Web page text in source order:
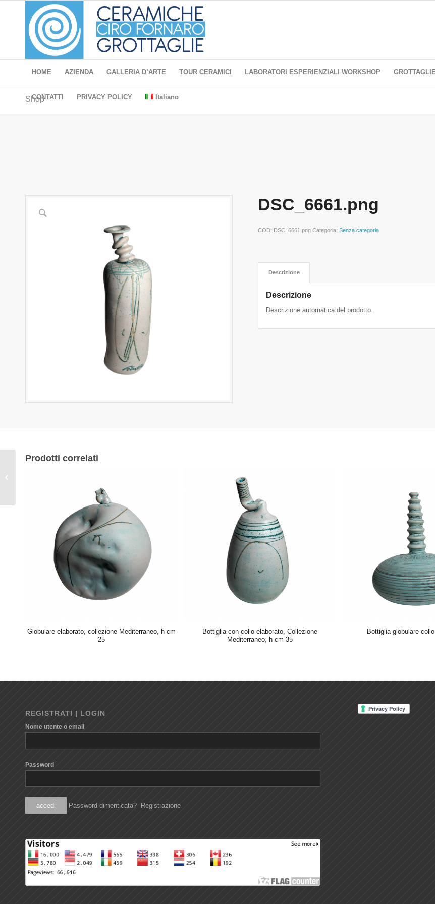
HOME AZIENDA GALLERIA D’ARTE TOUR CERAMICI LABORATORI ESPERIENZIALI WORKSHOP GROTTAGLIE
CONTATTI PRIVACY POLICY Italiano
Shop
DSC_6661.png
COD: DSC_6661.png Categoria: Senza categoria
Descrizione
Descrizione
Descrizione automatica del prodotto.
Prodotti correlati
Globulare elaborato, collezione Mediterraneo, h cm
25
Bottiglia con collo elaborato, Collezione
Mediterraneo, h cm 35
Bottiglia globulare
REGISTRATI | LOGIN
Nome utente o email
Password
Password dimenticata? Registrazione